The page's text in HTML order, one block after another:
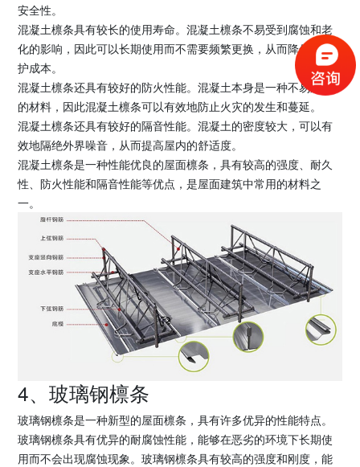
安全性。
混凝土檩条具有较长的使用寿命。混凝土檩条不易受到腐蚀和老
化的影响，因此可以长期使用而不需要频繁更换，从而降低了维
护成本。
混凝土檩条还具有较好的防火性能。混凝土本身是一种不易燃烧
的材料，因此混凝土檩条可以有效地防止火灾的发生和蔓延。
混凝土檩条还具有较好的隔音性能。混凝土的密度较大，可以有
效地隔绝外界噪音，从而提高屋内的舒适度。
混凝土檩条是一种性能优良的屋面檩条，具有较高的强度、耐久
性、防火性能和隔音性能等优点，是屋面建筑中常用的材料之
一。
4、玻璃钢檩条
玻璃钢檩条是一种新型的屋面檩条，具有许多优异的性能特点。
玻璃钢檩条具有优异的耐腐蚀性能，能够在恶劣的环境下长期使
用而不会出现腐蚀现象。玻璃钢檩条具有较高的强度和刚度，能